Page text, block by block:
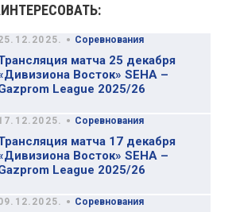
• Соревнования
матча 25 декабря
Восток» SEHA –
League 2025/26
• Соревнования
матча 17 декабря
Восток» SEHA –
League 2025/26
• Соревнования